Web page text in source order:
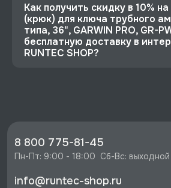
Как получить скидку в 10%
(крюк) для ключа трубного
типа, 36", GARWIN PRO, GR-
бесплатную доставку в
RUNTEC SHOP?
PRO, GR-PWA360-HJ со
⚡️ Бесплатная доставка в
стоимости заказа.
8 800 775-81-45
Пн-Пт: 9:00 - 18:00  Сб-Вс: выходной
info@runtec-shop.ru